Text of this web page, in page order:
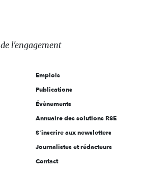
de l'engagement
Emplois
Publications
Évènements
Annuaire des solutions RSE
S'inscrire aux newsletters
Journalistes et rédacteurs
Contact